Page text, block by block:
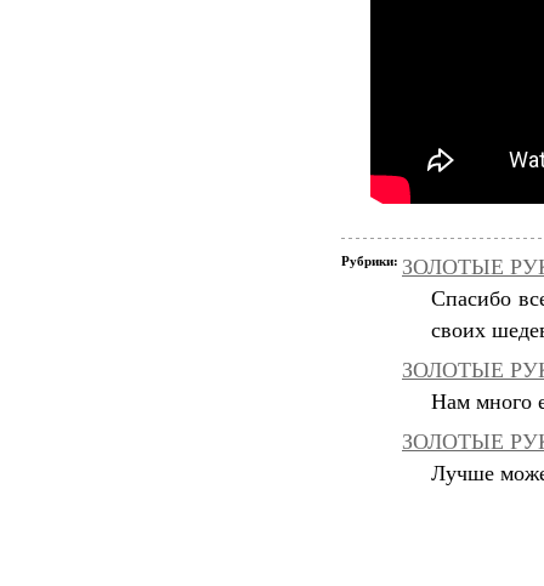
Рубрики: ЗОЛОТЫЕ
Спасибо
своих
ЗОЛОТЫЕ
Нам много
ЗОЛОТЫЕ
Лучше